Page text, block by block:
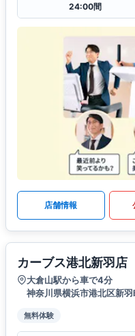
24:00間
店舗情報
カーブス港北新羽店
大倉山駅から車で4分
神奈川県横浜市港北区新
無料体験